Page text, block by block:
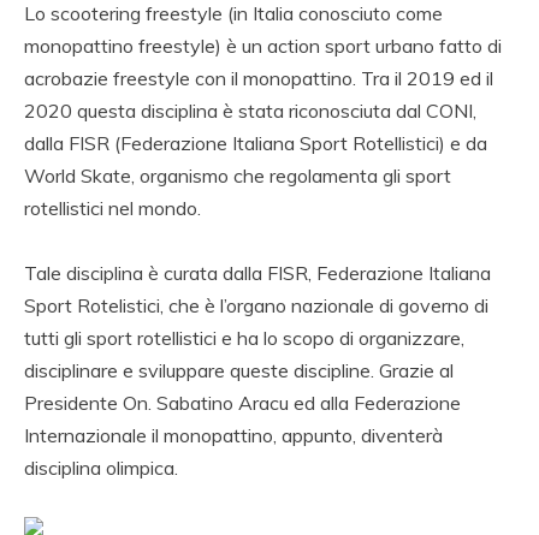
Lo scootering freestyle (in Italia conosciuto come
monopattino freestyle) è un action sport urbano fatto di
acrobazie freestyle con il monopattino. Tra il 2019 ed il
2020 questa disciplina è stata riconosciuta dal CONI,
dalla FISR (Federazione Italiana Sport Rotellistici) e da
World Skate, organismo che regolamenta gli sport
rotellistici nel mondo.
Tale disciplina è curata dalla FISR, Federazione Italiana
Sport Rotelistici, che è l’organo nazionale di governo di
tutti gli sport rotellistici e ha lo scopo di organizzare,
disciplinare e sviluppare queste discipline. Grazie al
Presidente On. Sabatino Aracu ed alla Federazione
Internazionale il monopattino, appunto, diventerà
disciplina olimpica.